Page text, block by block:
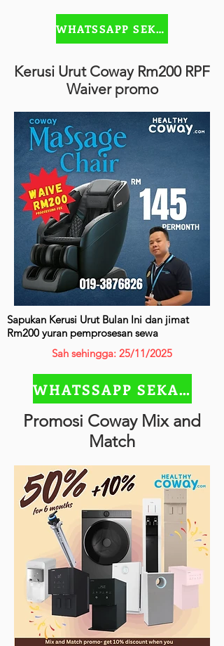
WHATSSAPP SEKARANG
Kerusi Urut Coway Rm200 RPF
Waiver promo
Sapukan Kerusi Urut Bulan Ini dan jimat
Rm200 yuran pemprosesan sewa
Sah sehingga: 25/11/2025
WHATSSAPP SEKARANG
Promosi Coway Mix and
Match